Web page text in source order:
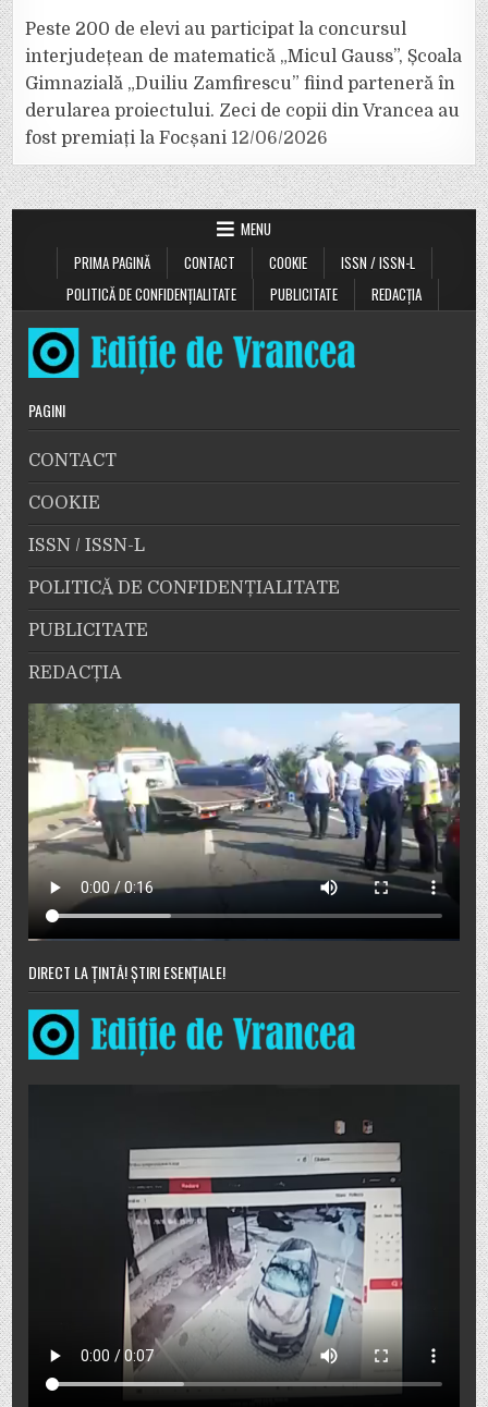
Peste 200 de elevi au participat la concursul
interjudețean de matematică „Micul Gauss”, Școala
Gimnazială „Duiliu Zamfirescu” fiind parteneră în
derularea proiectului. Zeci de copii din Vrancea au
fost premiați la Focșani 12/06/2026
MENU
PRIMA PAGINĂ
CONTACT COOKIE
ISSN / ISSN-L
POLITICĂ DE CONFIDENȚIALITATE
PUBLICITATE REDACȚIA
PAGINI
CONTACT
COOKIE
ISSN / ISSN-L
POLITICĂ DE CONFIDENȚIALITATE
PUBLICITATE
REDACȚIA
DIRECT LA ȚINTĂ! ȘTIRI ESENȚIALE!